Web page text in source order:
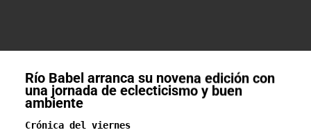
Río Babel arranca su novena edición con
una jornada de eclecticismo y buen
ambiente
Crónica del viernes